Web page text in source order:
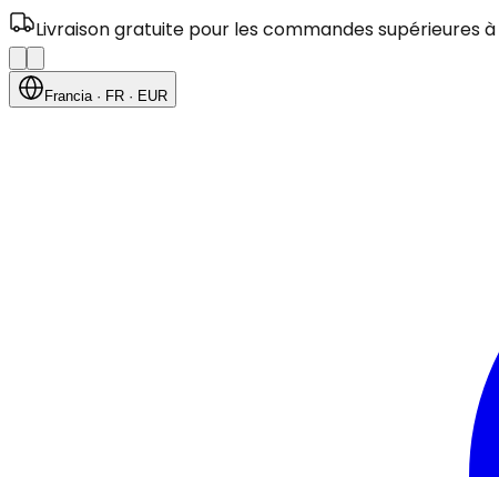
Livraison gratuite pour les commandes supérieures à
Francia· FR · EUR